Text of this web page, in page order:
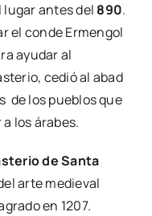
lugar antes del 890.
el conde Ermengol
ayudar al
cedió al abad
de los pueblos que
los árabes.
de Santa
arte medieval
en 1207.